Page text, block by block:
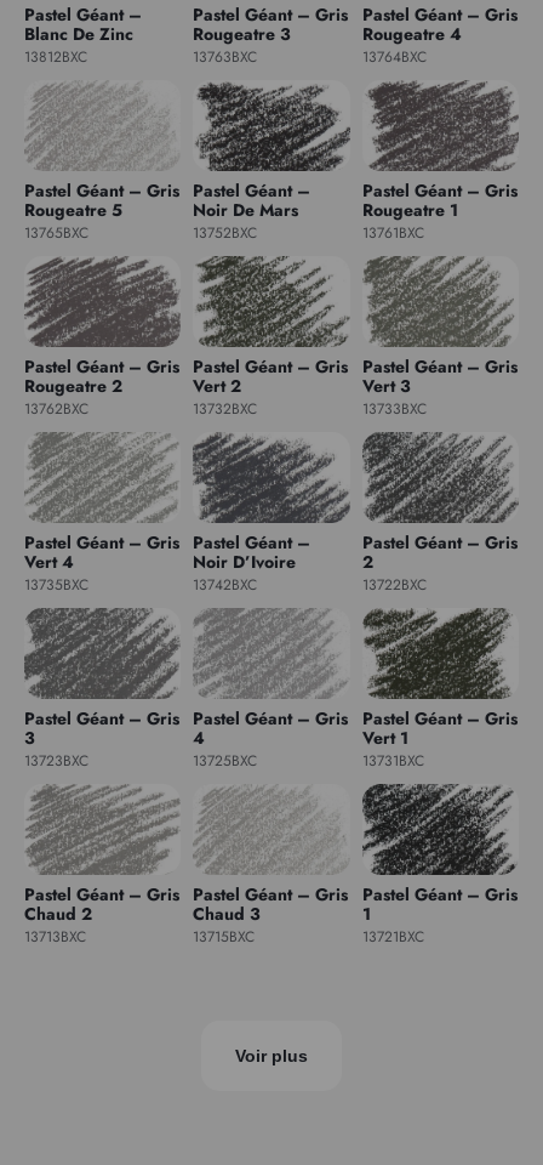
Pastel Géant –
Blanc De Zinc
13812BXC
Pastel Géant – Gris
Rougeatre 3
13763BXC
Pastel Géant – Gris
Rougeatre 4
13764BXC
Pastel Géant – Gris
Rougeatre 5
13765BXC
Pastel Géant –
Noir De Mars
13752BXC
Pastel Géant – Gris
Rougeatre 1
13761BXC
Pastel Géant – Gris
Rougeatre 2
13762BXC
Pastel Géant – Gris
Vert 2
13732BXC
Pastel Géant – Gris
Vert 3
13733BXC
Pastel Géant – Gris
Vert 4
13735BXC
Pastel Géant –
Noir D’Ivoire
13742BXC
Pastel Géant – Gris
2
13722BXC
Pastel Géant – Gris
3
13723BXC
Pastel Géant – Gris
4
13725BXC
Pastel Géant – Gris
Vert 1
13731BXC
Pastel Géant – Gris
Chaud 2
13713BXC
Pastel Géant – Gris
Chaud 3
13715BXC
Pastel Géant – Gris
1
13721BXC
Voir plus